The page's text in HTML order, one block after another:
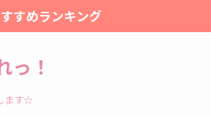
すめランキング
っ！
ます☆